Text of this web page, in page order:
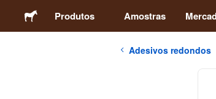
Produtos Amostras
Adesivos redondos